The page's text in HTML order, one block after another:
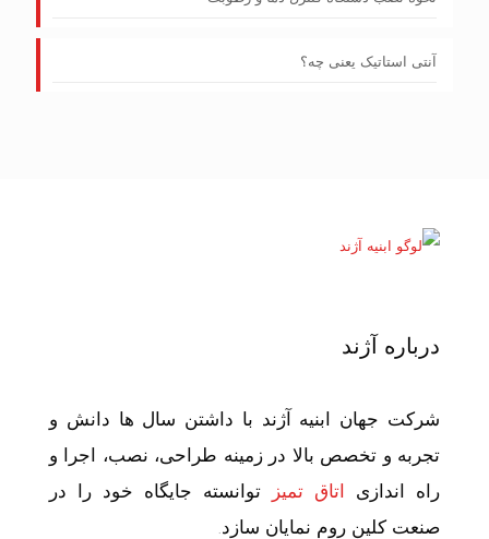
آنتی استاتیک یعنی چه؟
درباره آژند
شرکت جهان ابنیه آژند با داشتن سال ها دانش و
تجربه و تخصص بالا در زمینه طراحی، نصب، اجرا و
راه اندازی
اتاق تمیز
توانسته جایگاه خود را در
صنعت کلین روم نمایان سازد.